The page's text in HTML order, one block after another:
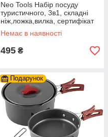
Neo Tools Набір посуду
туристичного, 3в1, складні
ніж,ложка,вилка, сертифікат
LFGB, чохол, 0.07кг
Немає в наявності
495 ₴
Подарунок